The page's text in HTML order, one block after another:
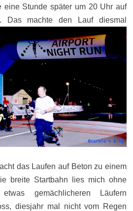
eine Stunde später um 20 Uhr auf
Das machte den Lauf diesmal
das Laufen auf Beton zu einem
breite Startbahn lies mich ohne
gemächlicheren Läufern
diesjahr mal nicht vom Regen